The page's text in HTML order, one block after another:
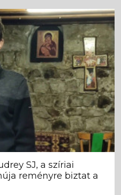
SJ, a szíriai
reményre biztat a